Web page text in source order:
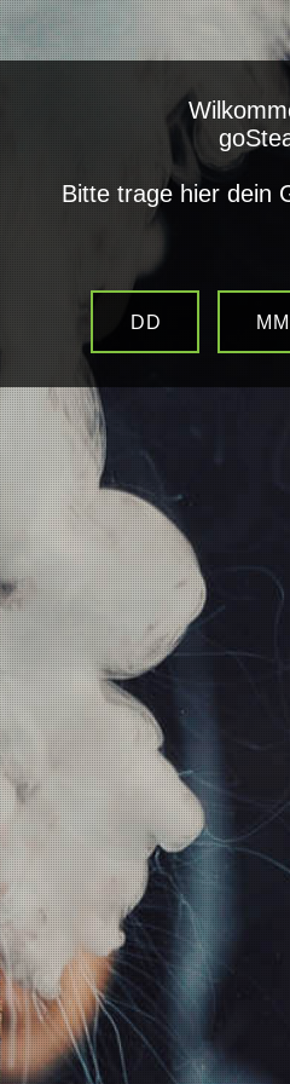
closed
Ersatzdochte
Artikelnummer:
Kategorie: Ersatzteile
Verdampfer
Mato RDTA
inkl. 19% USt., zzgl.Versand
Wunschzettel
Benachrichtigung anfordern
INFORMATIONEN
Bitte trage hier dein
MM
DD